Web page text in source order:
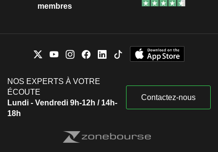
membres
NOS EXPERTS À VOTRE
ÉCOUTE
Lundi - Vendredi 9h-12h / 14h-
18h
Contactez-nous